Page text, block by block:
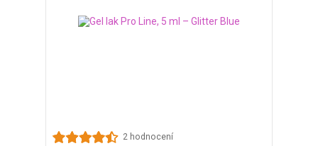
2 hodnocení